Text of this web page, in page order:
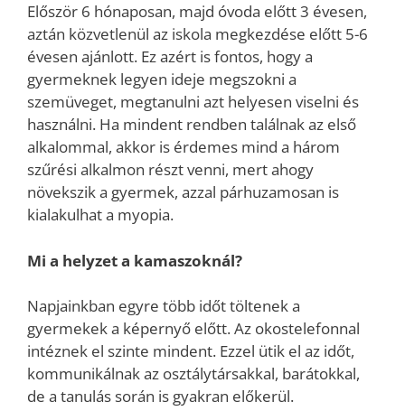
Először 6 hónaposan, majd óvoda előtt 3 évesen,
aztán közvetlenül az iskola megkezdése előtt 5-6
évesen ajánlott. Ez azért is fontos, hogy a
gyermeknek legyen ideje megszokni a
szemüveget, megtanulni azt helyesen viselni és
használni. Ha mindent rendben találnak az első
alkalommal, akkor is érdemes mind a három
szűrési alkalmon részt venni, mert ahogy
növekszik a gyermek, azzal párhuzamosan is
kialakulhat a myopia.
Mi a helyzet a kamaszoknál?
Napjainkban egyre több időt töltenek a
gyermekek a képernyő előtt. Az okostelefonnal
intéznek el szinte mindent. Ezzel ütik el az időt,
kommunikálnak az osztálytársakkal, barátokkal,
de a tanulás során is gyakran előkerül.